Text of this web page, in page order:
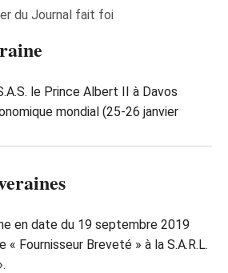
du Journal fait foi
le Prince Albert II à Davos
mondial (25-26 janvier
en date du 19 septembre 2019
Fournisseur Breveté » à la S.A.R.L.